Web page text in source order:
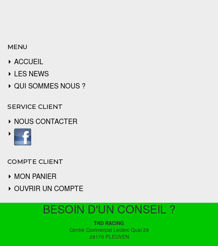
MENU
ACCUEIL
LES NEWS
QUI SOMMES NOUS ?
SERVICE CLIENT
NOUS CONTACTER
COMPTE CLIENT
MON PANIER
OUVRIR UN COMPTE
BESOIN D'UN CONSEIL ?
TRD RACING
Centre Commercial Leclerc Quai 29
29170 PLEUVEN